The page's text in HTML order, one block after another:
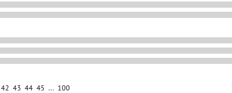
42 43 44 45 ... 100